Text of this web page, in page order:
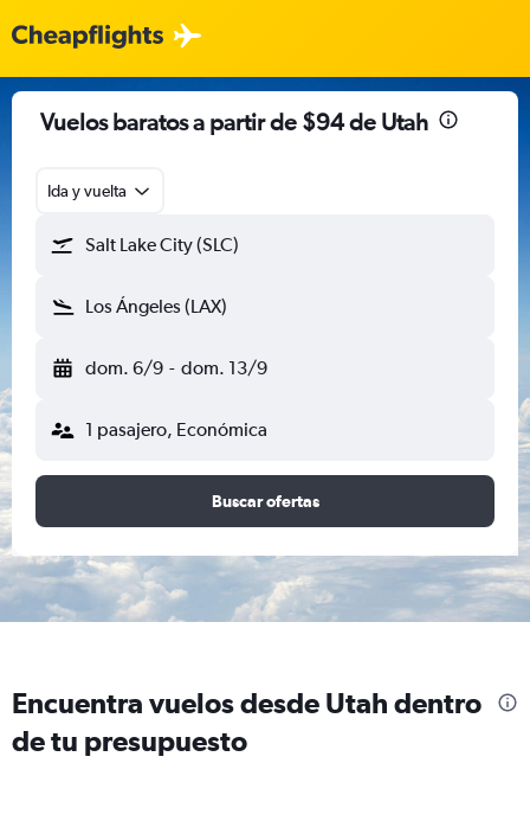
Vuelos baratos a partir de $94 de Utah
Ida y vuelta
Salt Lake City (SLC)
Los Ángeles (LAX)
dom. 6/9 - dom. 13/9
1 pasajero, Económica
Buscar ofertas
Encuentra vuelos desde Utah dentro
de tu presupuesto